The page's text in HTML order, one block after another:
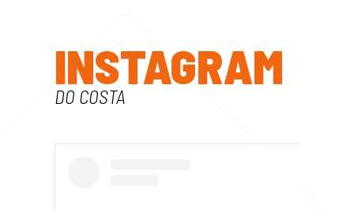
INSTAGRAM
DO COSTA